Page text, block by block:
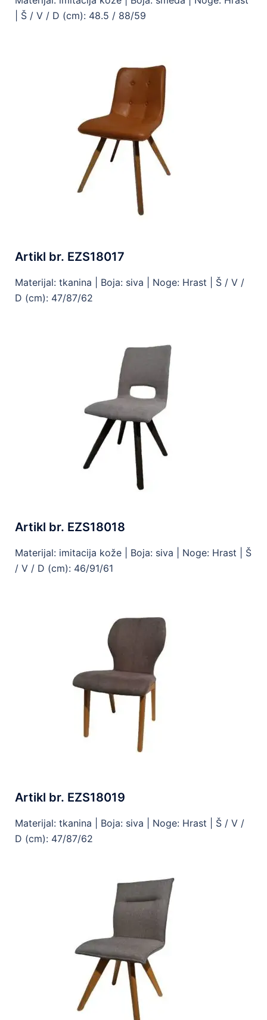
Š / V / D (cm): 48.5 / 88/59
Artikl br. EZS18017
Materijal: tkanina | Boja: siva | Noge: Hrast | Š / V /
D (cm): 47/87/62
Artikl br. EZS18018
Materijal: imitacija kože | Boja: siva | Noge: Hrast | Š
/ V / D (cm): 46/91/61
Artikl br. EZS18019
Materijal: tkanina | Boja: siva | Noge: Hrast | Š / V /
D (cm): 47/87/62